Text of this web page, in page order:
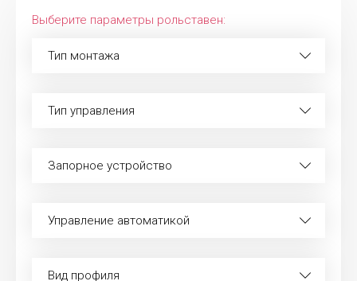
Выберите параметры рольставен:
Тип монтажа
Тип управления
Запорное устройство
Управление автоматикой
Вид профиля